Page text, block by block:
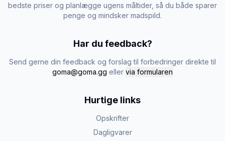
bedste priser og planlægge ugens måltider, så du både sparer
penge og mindsker madspild.
Har du feedback?
Send gerne din feedback og forslag til forbedringer direkte til
goma@goma.gg eller via formularen
Hurtige links
Opskrifter
Dagligvarer